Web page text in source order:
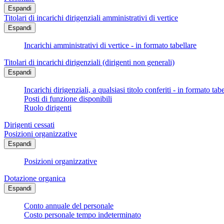
Espandi
Titolari di incarichi dirigenziali amministrativi di vertice
Espandi
Incarichi amministrativi di vertice - in formato tabellare
Titolari di incarichi dirigenziali (dirigenti non generali)
Espandi
Incarichi dirigenziali, a qualsiasi titolo conferiti - in formato
Posti di funzione disponibili
Ruolo dirigenti
Dirigenti cessati
Posizioni organizzative
Espandi
Posizioni organizzative
Dotazione organica
Espandi
Conto annuale del personale
Costo personale tempo indeterminato